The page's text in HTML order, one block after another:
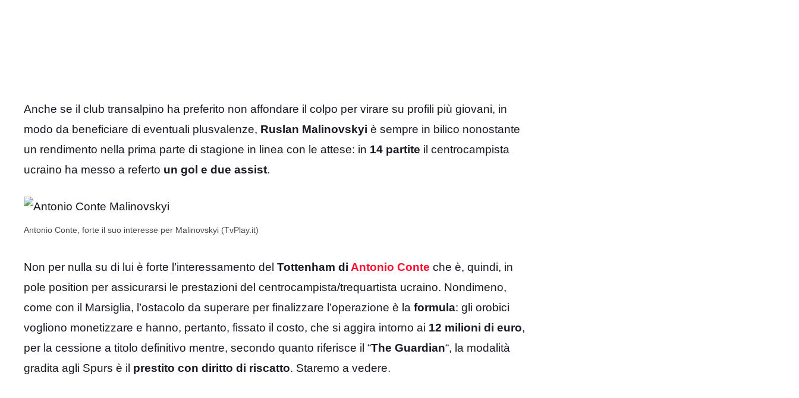
Anche se il club transalpino ha preferito non affondare il colpo per virare su profili più giovani, in
modo da beneficiare di eventuali plusvalenze, Ruslan Malinovskyi è sempre in bilico nonostante
un rendimento nella prima parte di stagione in linea con le attese: in 14 partite il centrocampista
ucraino ha messo a referto un gol e due assist.
Antonio Conte, forte il suo interesse per Malinovskyi (TvPlay.it)
Non per nulla su di lui è forte l’interessamento del Tottenham di Antonio Conte che è, quindi, in
pole position per assicurarsi le prestazioni del centrocampista/trequartista ucraino. Nondimeno,
come con il Marsiglia, l’ostacolo da superare per finalizzare l’operazione è la formula: gli orobici
vogliono monetizzare e hanno, pertanto, fissato il costo, che si aggira intorno ai 12 milioni di euro,
per la cessione a titolo definitivo mentre, secondo quanto riferisce il “The Guardian“, la modalità
gradita agli Spurs è il prestito con diritto di riscatto. Staremo a vedere.